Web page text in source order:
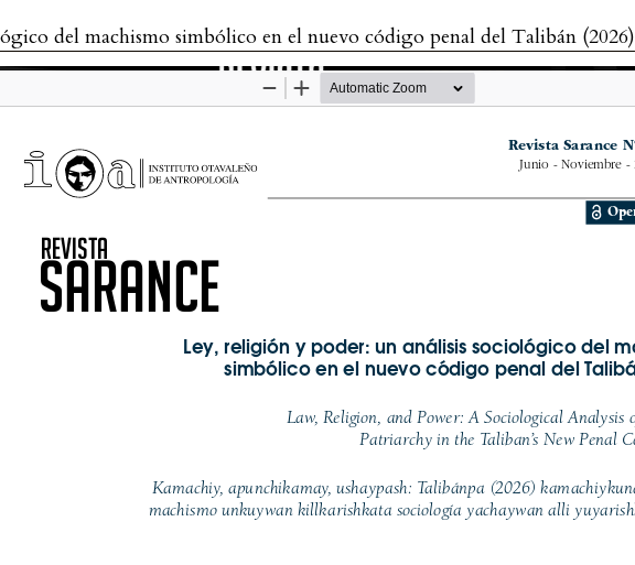
del machismo simbólico en el nuevo código penal del Talibán (2026)